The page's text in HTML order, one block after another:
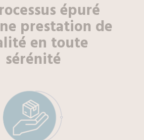
épuré
prestation de
en toute
sérénité